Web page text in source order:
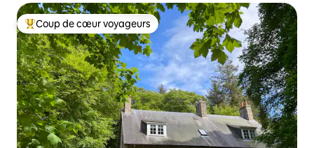
Coups de cœur voyageurs les plus appréciés
Coup de cœur voyageurs